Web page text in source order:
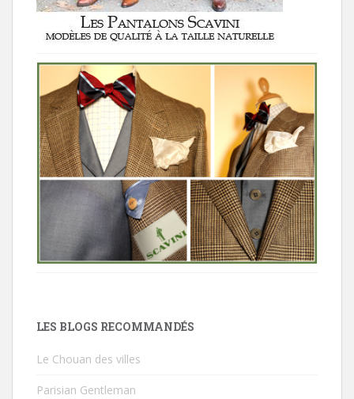
LES BLOGS RECOMMANDÉS
Le Chouan des villes
Parisian Gentleman